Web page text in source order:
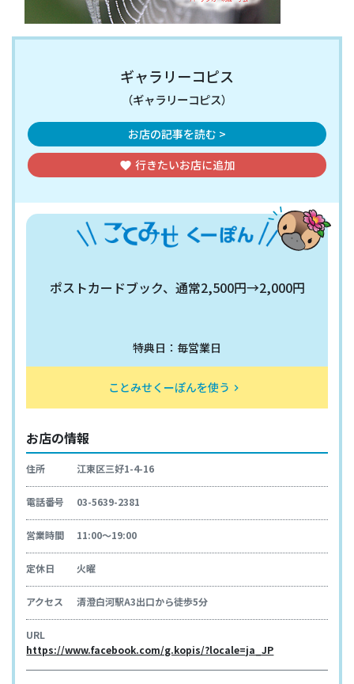
ギャラリーコピス
（ギャラリーコピス）
お店の記事を読む >
favorite 行きたいお店に追加
ポストカードブック、通常2,500円→2,000円
特典日：毎営業日
ことみせくーぽんを使う keyboard_arrow_right
お店の情報
住所 江東区三好1-4-16
電話番号 03-5639-2381
営業時間 11:00～19:00
定休日 火曜
アクセス 清澄白河駅A3出口から徒歩5分
URL
https://www.facebook.com/g.kopis/?locale=ja_JP